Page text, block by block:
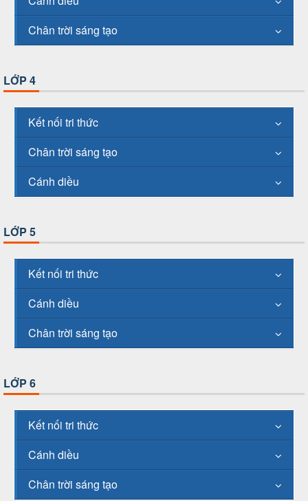
Chân trời sáng tạo
LỚP 4
Kết nối tri thức
Chân trời sáng tạo
Cánh diều
LỚP 5
Kết nối tri thức
Cánh diều
Chân trời sáng tạo
LỚP 6
Kết nối tri thức
Cánh diều
Chân trời sáng tạo